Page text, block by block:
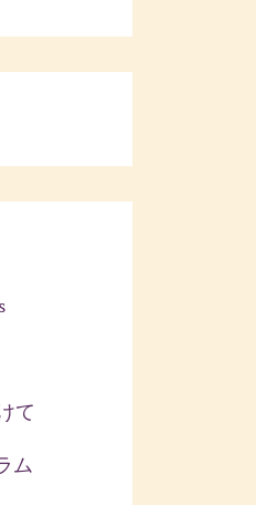
て
ム